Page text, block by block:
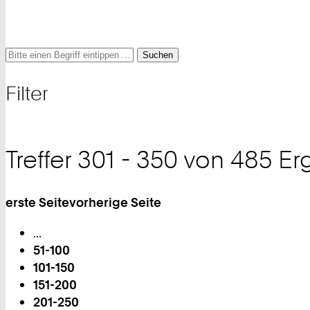
Suche
und
Suche
Suche
Filter
Treffer 301 - 350 von 485
Blättern
erste Seitevorherige Seite
...
51-100
101-150
151-200
201-250